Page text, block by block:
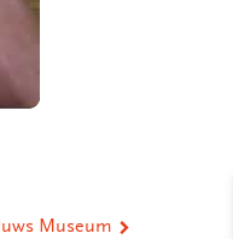
Museum